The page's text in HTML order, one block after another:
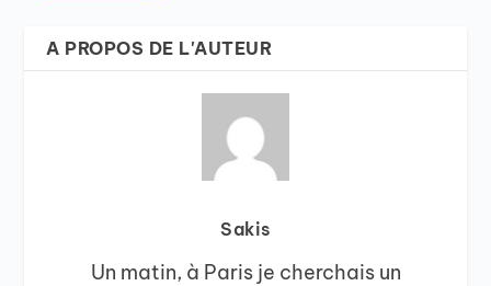
A PROPOS DE L'AUTEUR
Sakis
Un matin, à Paris je cherchais un